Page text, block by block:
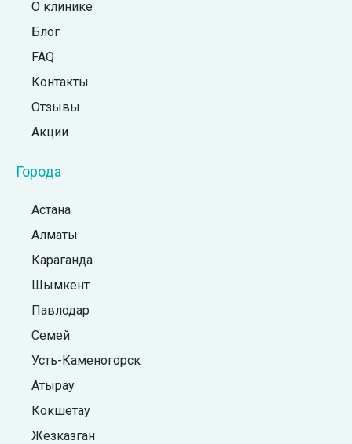
О клинике
Блог
FAQ
Контакты
Отзывы
Акции
Города
Астана
Алматы
Караганда
Шымкент
Павлодар
Семей
Усть-Каменогорск
Атырау
Кокшетау
Жезказган